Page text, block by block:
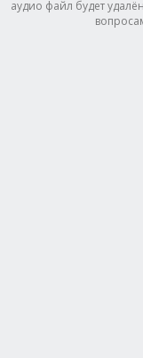
аудио файл будет